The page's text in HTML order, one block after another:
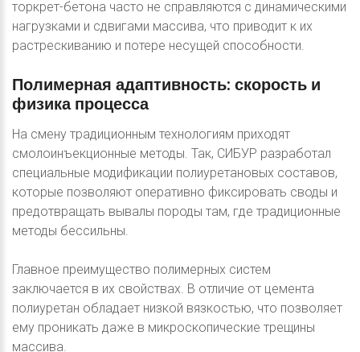
торкрет-бетона часто не справляются с динамическими
нагрузками и сдвигами массива, что приводит к их
растрескиванию и потере несущей способности.
Полимерная адаптивность: скорость и
физика процесса
На смену традиционным технологиям приходят
смолоинъекционные методы. Так, СИБУР разработал
специальные модификации полиуретановых составов,
которые позволяют оперативно фиксировать своды и
предотвращать вывалы породы там, где традиционные
методы бессильны.
Главное преимущество полимерных систем
заключается в их свойствах. В отличие от цемента
полиуретан обладает низкой вязкостью, что позволяет
ему проникать даже в микроскопические трещины
массива.